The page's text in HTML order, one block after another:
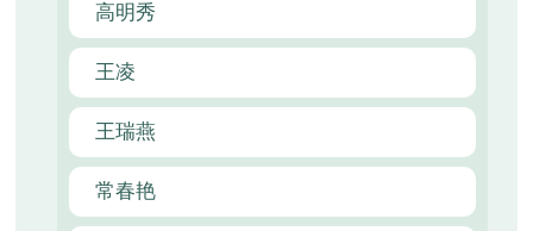
高明秀
王凌
王瑞燕
常春艳